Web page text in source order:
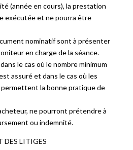
(année en cours), la prestation
exécutée et ne pourra être
nominatif sont à présenter
en charge de la séance.
le cas où le nombre minimum
assuré et dans le cas où les
la bonne pratique de
ne pourront prétendre à
ou indemnité.
DES LITIGES